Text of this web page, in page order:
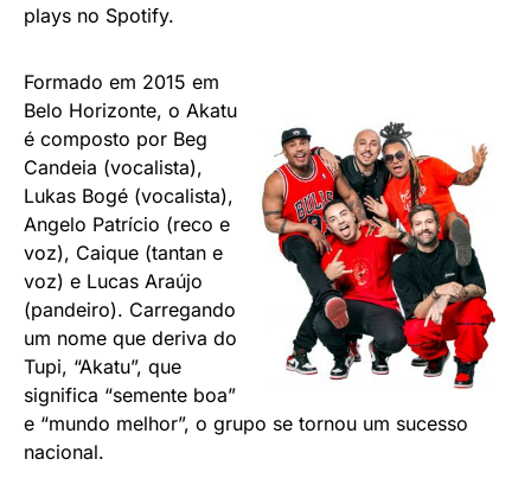
plays no Spotify.
Formado em 2015 em
Belo Horizonte, o Akatu
é composto por Beg
Candeia (vocalista),
Lukas Bogé (vocalista),
Angelo Patrício (reco e
voz), Caique (tantan e
voz) e Lucas Araújo
(pandeiro). Carregando
um nome que deriva do
Tupi, “Akatu”, que
significa “semente boa”
e “mundo melhor”, o grupo se tornou um sucesso
nacional.